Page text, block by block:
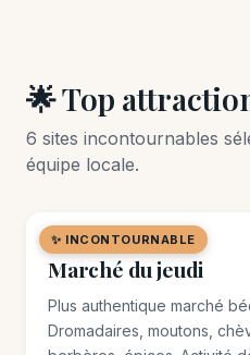
🌟 Top
6 sites incontournables
équipe locale.
✨ INCONTOURNABLE
🛒 MARCHÉ / SOUK
Marché du jeudi
Plus authentique marché
Dromadaires, moutons,